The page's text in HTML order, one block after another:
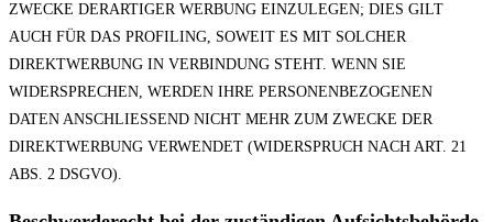
ZWECKE DERARTIGER WERBUNG EINZULEGEN; DIES GILT
AUCH FÜR DAS PROFILING, SOWEIT ES MIT SOLCHER
DIREKTWERBUNG IN VERBINDUNG STEHT. WENN SIE
WIDERSPRECHEN, WERDEN IHRE PERSONENBEZOGENEN
DATEN ANSCHLIESSEND NICHT MEHR ZUM ZWECKE DER
DIREKTWERBUNG VERWENDET (WIDERSPRUCH NACH ART. 21
ABS. 2 DSGVO).